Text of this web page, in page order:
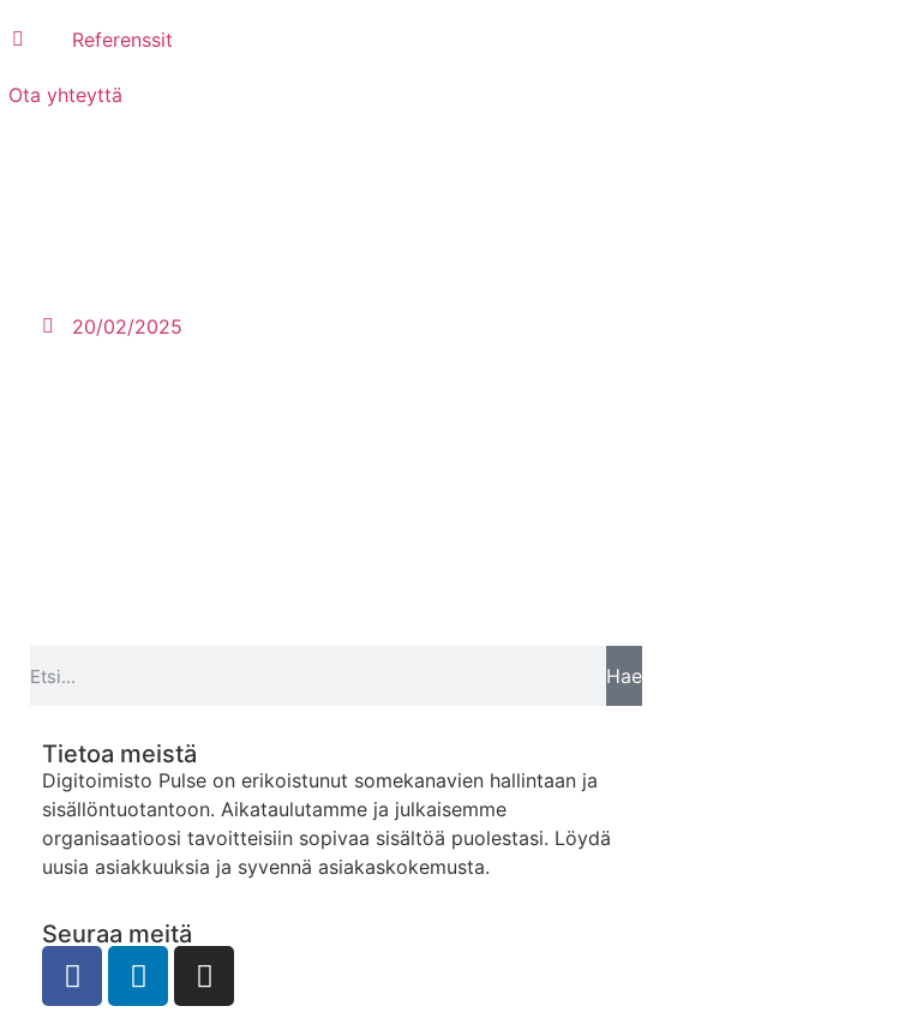
Referenssit
Ota yhteyttä
20/02/2025
Hae
Tietoa meistä
Digitoimisto Pulse on erikoistunut somekanavien hallintaan ja
sisällöntuotantoon. Aikataulutamme ja julkaisemme
organisaatioosi tavoitteisiin sopivaa sisältöä puolestasi. Löydä
uusia asiakkuuksia ja syvennä asiakaskokemusta.
Seuraa meitä